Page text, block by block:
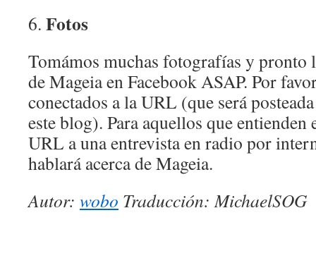
6. Fotos
Tomámos muchas fotografías y pronto
de Mageia en Facebook ASAP. Por
conectados a la URL (que será
este blog). Para aquellos que entienden
URL a una entrevista en radio por
hablará acerca de Mageia.
Autor: wobo Traducción: MichaelSOG